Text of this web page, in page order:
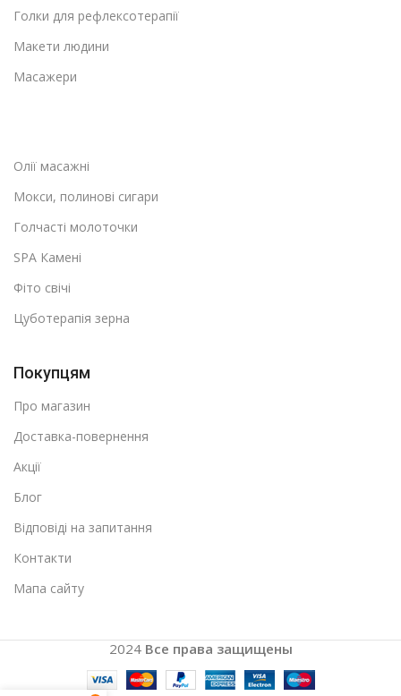
Голки для рефлексотерапії
Макети людини
Масажери
Олії масажні
Мокси, полинові сигари
Голчасті молоточки
SPA Камені
Фіто свічі
Цуботерапія зерна
Покупцям
Про магазин
Доставка-повернення
Акції
Блог
Відповіді на запитання
Контакти
Мапа сайту
2024 Все права защищены